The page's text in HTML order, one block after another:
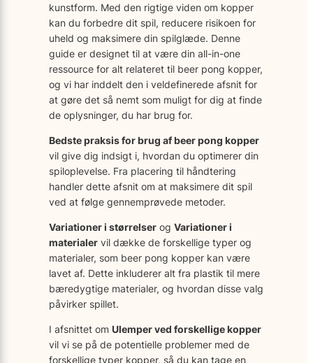
kunstform. Med den rigtige viden om kopper
kan du forbedre dit spil, reducere risikoen for
uheld og maksimere din spilglæde. Denne
guide er designet til at være din all-in-one
ressource for alt relateret til beer pong kopper,
og vi har inddelt den i veldefinerede afsnit for
at gøre det så nemt som muligt for dig at finde
de oplysninger, du har brug for.
Bedste praksis for brug af beer pong kopper
vil give dig indsigt i, hvordan du optimerer din
spiloplevelse. Fra placering til håndtering
handler dette afsnit om at maksimere dit spil
ved at følge gennemprøvede metoder.
Variationer i størrelser og Variationer i
materialer vil dække de forskellige typer og
materialer, som beer pong kopper kan være
lavet af. Dette inkluderer alt fra plastik til mere
bæredygtige materialer, og hvordan disse valg
påvirker spillet.
I afsnittet om Ulemper ved forskellige kopper
vil vi se på de potentielle problemer med de
forskellige typer kopper, så du kan tage en